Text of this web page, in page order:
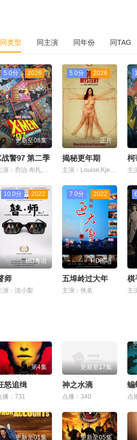
同类型 同主演 同年份 同TAG
5.0分 2026
更新至08集
战警97 第二季
5.0分 2026
正片
揭秘更年期 柯
10.0分 2022
HD粤语
师
演：沈小梨
7.0分 2022
HD国语
五埠岭过大年
主演：佚名
棋
主
第4集
怒追缉
播：731
更新至17集
神之水滴
点播：340 点
更新至01集 更新至05集